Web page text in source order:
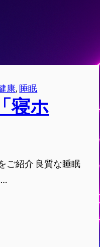
康, 睡眠
寝ホ
ご紹介 良質な睡眠
…